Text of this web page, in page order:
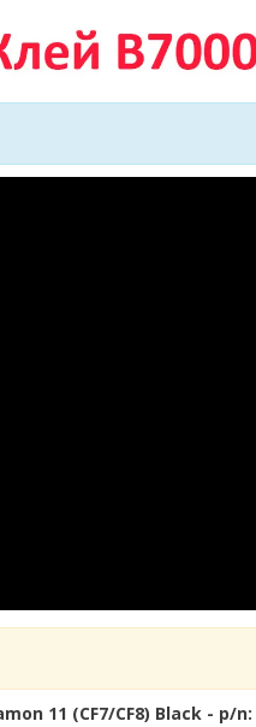
11 (CF7/CF8) Black - p/n: